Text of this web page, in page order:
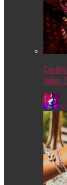
linha: